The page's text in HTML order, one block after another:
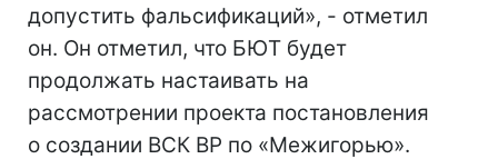
допустить фальсификаций», - отметил
он. Он отметил, что БЮТ будет
продолжать настаивать на
рассмотрении проекта постановления
о создании ВСК ВР по «Межигорью».